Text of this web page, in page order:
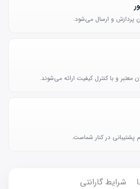
پردازش و ارسال می‌شود.
معتبر و با کنترل کیفیت ارائه می‌شوند.
پشتیبانی در کنار شماست.
شرایط گارانتی